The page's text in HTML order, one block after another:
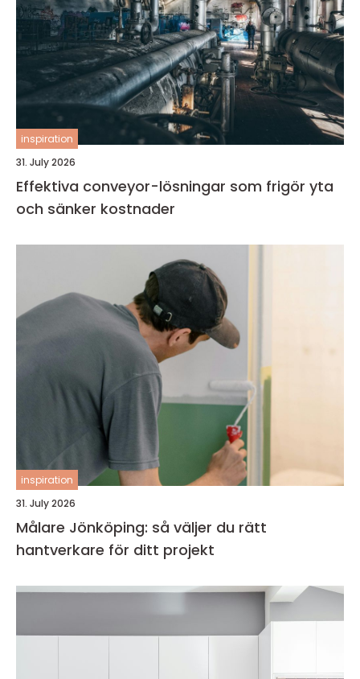
inspiration
31. July 2026
Effektiva conveyor-lösningar som frigör yta
och sänker kostnader
inspiration
31. July 2026
Målare Jönköping: så väljer du rätt
hantverkare för ditt projekt